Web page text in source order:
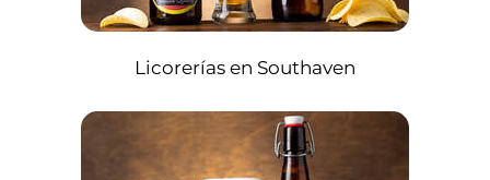
Licorerías en Southaven